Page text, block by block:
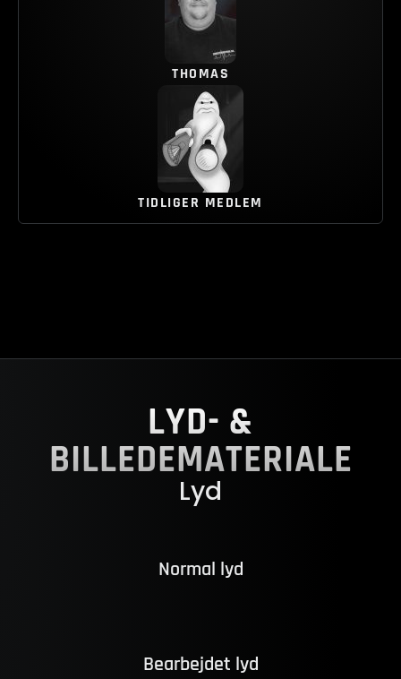
THOMAS
TIDLIGER MEDLEM
LYD- &
BILLEDEMATERIALE
Lyd
Normal lyd
Bearbejdet lyd